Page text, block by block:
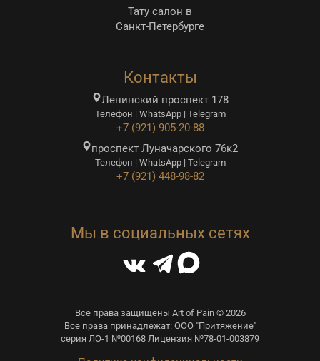
Тату салон в
Санкт-Петербурге
Контакты
Ленинский проспект 178
Телефон | WhatsApp | Telegram
+7 (921) 905-20-88
проспект Луначарского 76к2
Телефон | WhatsApp | Telegram
+7 (921) 448-98-82
Мы в социальных сетях
Все права защищены Art of Pain © 2026
Все права принадлежат: ООО "Притяжение"
серия ЛО-1 №00168 Лицензия №78-01-003879